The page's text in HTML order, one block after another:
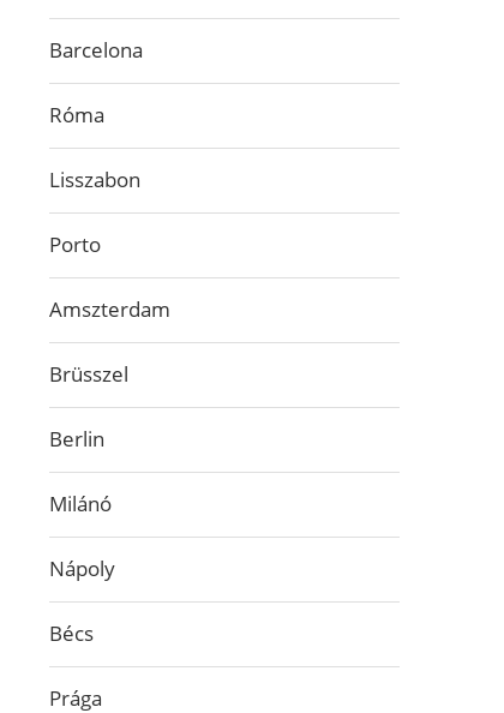
Barcelona
Róma
Lisszabon
Porto
Amszterdam
Brüsszel
Berlin
Milánó
Nápoly
Bécs
Prága